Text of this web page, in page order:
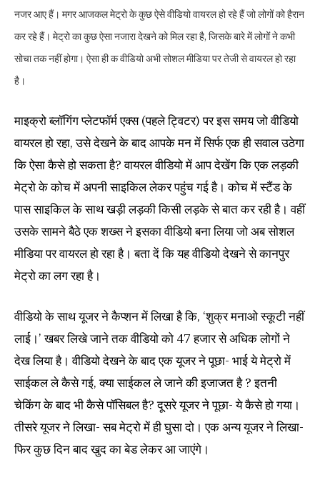
नजर आए हैं। मगर आजकल मेट्रो के कुछ ऐसे वीडियो वायरल हो रहे हैं जो लोगों को हैरान
कर रहे हैं। मेट्रो का कुछ ऐसा नजारा देखने को मिल रहा है, जिसके बारे में लोगों ने कभी
सोचा तक नहीं होगा। ऐसा ही क वीडियो अभी सोशल मीडिया पर तेजी से वायरल हो रहा
है।
माइक्रो ब्लॉगिंग प्लेटफॉर्म एक्स (पहले ट्विटर) पर इस समय जो वीडियो
वायरल हो रहा, उसे देखने के बाद आपके मन में सिर्फ एक ही सवाल उठेगा
कि ऐसा कैसे हो सकता है? वायरल वीडियो में आप देखेंग कि एक लड़की
मेट्रो के कोच में अपनी साइकिल लेकर पहुंच गई है। कोच में स्टैंड के
पास साइकिल के साथ खड़ी लड़की किसी लड़के से बात कर रही है। वहीं
उसके सामने बैठे एक शख्स ने इसका वीडियो बना लिया जो अब सोशल
मीडिया पर वायरल हो रहा है। बता दें कि यह वीडियो देखने से कानपुर
मेट्रो का लग रहा है।
वीडियो के साथ यूजर ने कैप्शन में लिखा है कि, ‘शुक्र मनाओ स्कूटी नहीं
लाई।’ खबर लिखे जाने तक वीडियो को 47 हजार से अधिक लोगों ने
देख लिया है। वीडियो देखने के बाद एक यूजर ने पूछा- भाई ये मेट्रो में
साईकल ले कैसे गई, क्या साईकल ले जाने की इजाजत है ? इतनी
चेकिंग के बाद भी कैसे पॉसिबल है? दूसरे यूजर ने पूछा- ये कैसे हो गया।
तीसरे यूजर ने लिखा- सब मेट्रो में ही घुसा दो। एक अन्य यूजर ने लिखा-
फिर कुछ दिन बाद खुद का बेड लेकर आ जाएंगे।